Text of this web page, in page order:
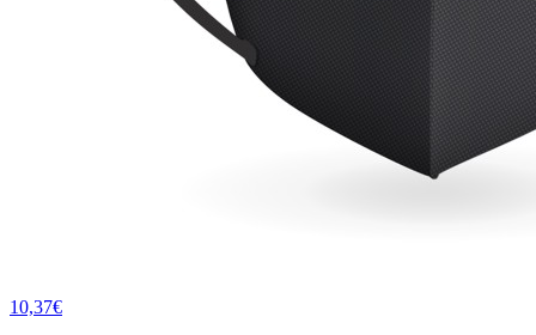
10,37€